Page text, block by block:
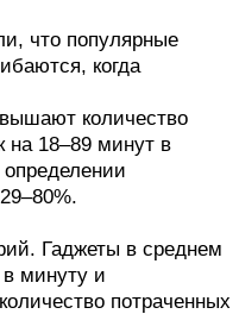
что популярные
когда
количество
на 18–89 минут в
Гаджеты в среднем
в минуту и
потраченных